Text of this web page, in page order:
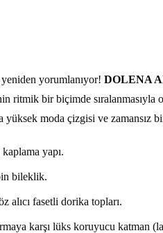
yorumlanıyor! DOLENA
ritmik bir biçimde sıralanmasıyla
moda çizgisi ve zamansız
yapı.
bileklik.
alıcı fasetli dorika topları.
karşı lüks koruyucu katman